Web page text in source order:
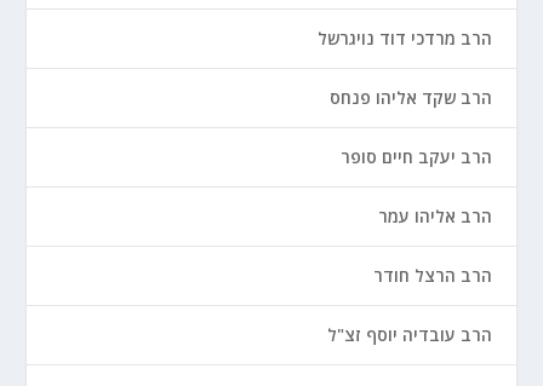
הרב מרדכי דוד נויגרשל
הרב שקד אליהו פנחס
הרב יעקב חיים סופר
הרב אליהו עמר
הרב הרצל חודר
הרב עובדיה יוסף זצ"ל